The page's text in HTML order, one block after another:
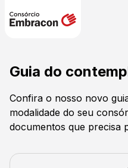
Guia do
Confira o nosso novo
modalidade do seu
documentos que precisa